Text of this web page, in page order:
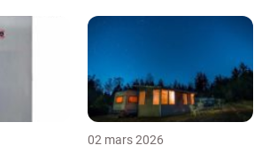
02 mars 2026